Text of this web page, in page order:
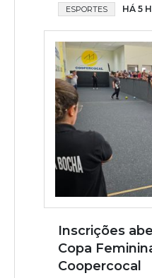
ESPORTES HÁ 5
Inscrições
Copa
Coopercocal